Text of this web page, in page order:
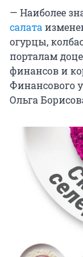
— Наиболее
салата
огурцы,
порталам
финансов и
Финансового
Ольга